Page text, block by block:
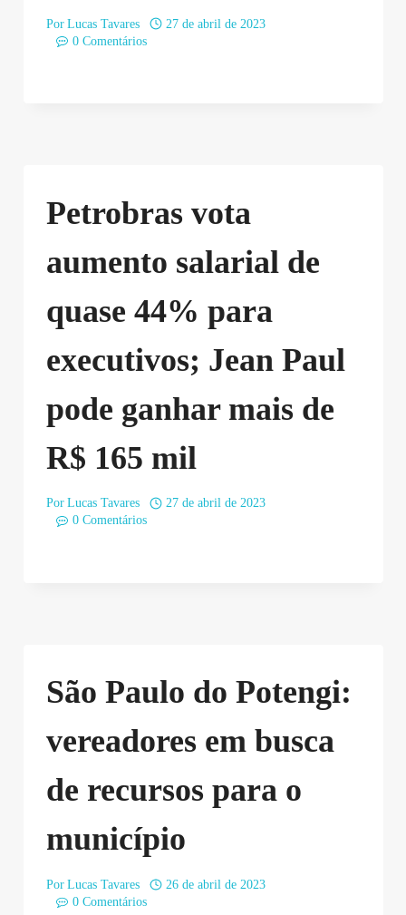
Por Lucas Tavares
27 de abril de 2023
0 Comentários
Petrobras vota
aumento salarial de
quase 44% para
executivos; Jean Paul
pode ganhar mais de
R$ 165 mil
Por Lucas Tavares
27 de abril de 2023
0 Comentários
São Paulo do Potengi:
vereadores em busca
de recursos para o
município
Por Lucas Tavares
26 de abril de 2023
0 Comentários